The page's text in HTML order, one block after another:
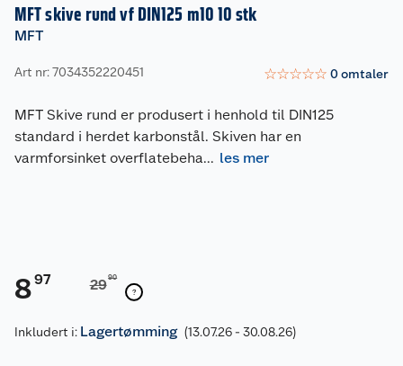
MFT skive rund vf DIN125 m10 10 stk
MFT
Art nr: 7034352220451 ☆☆☆☆☆ 0omtaler
MFT Skive rund er produsert i henhold til DIN125
standard i herdet karbonstål. Skiven har en
varmforsinket overflatebeha... les mer
897 2990
Inkludert i: Lagertømming (13.07.26 - 30.08.26)